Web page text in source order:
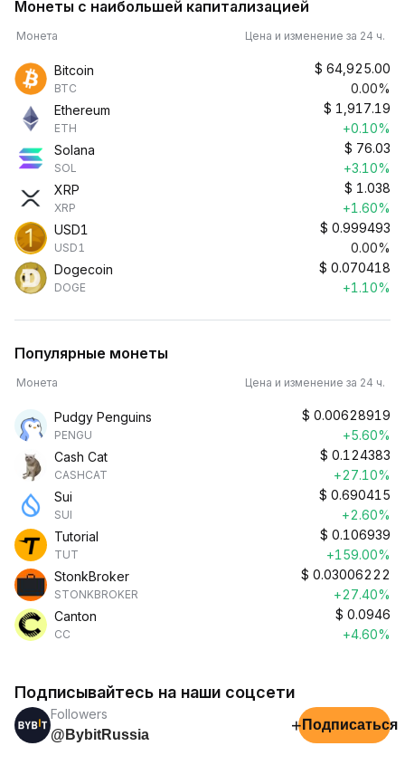
Монеты с наибольшей капитализацией
Монета Цена и изменение за 24 ч.
Bitcoin
BTC
$ 64,925.00
0.00%
Ethereum
ETH
$ 1,917.19
+0.10%
Solana
SOL
$ 76.03
+3.10%
XRP
XRP
$ 1.038
+1.60%
USD1
USD1
$ 0.999493
0.00%
Dogecoin
DOGE
$ 0.070418
+1.10%
Популярные монеты
Монета Цена и изменение за 24 ч.
Pudgy Penguins
PENGU
$ 0.00628919
+5.60%
Cash Cat
CASHCAT
$ 0.124383
+27.10%
Sui
SUI
$ 0.690415
+2.60%
Tutorial
TUT
$ 0.106939
+159.00%
StonkBroker
STONKBROKER
$ 0.03006222
+27.40%
Canton
CC
$ 0.0946
+4.60%
Подписывайтесь на наши соцсети
Followers
@BybitRussia
+ Подписаться